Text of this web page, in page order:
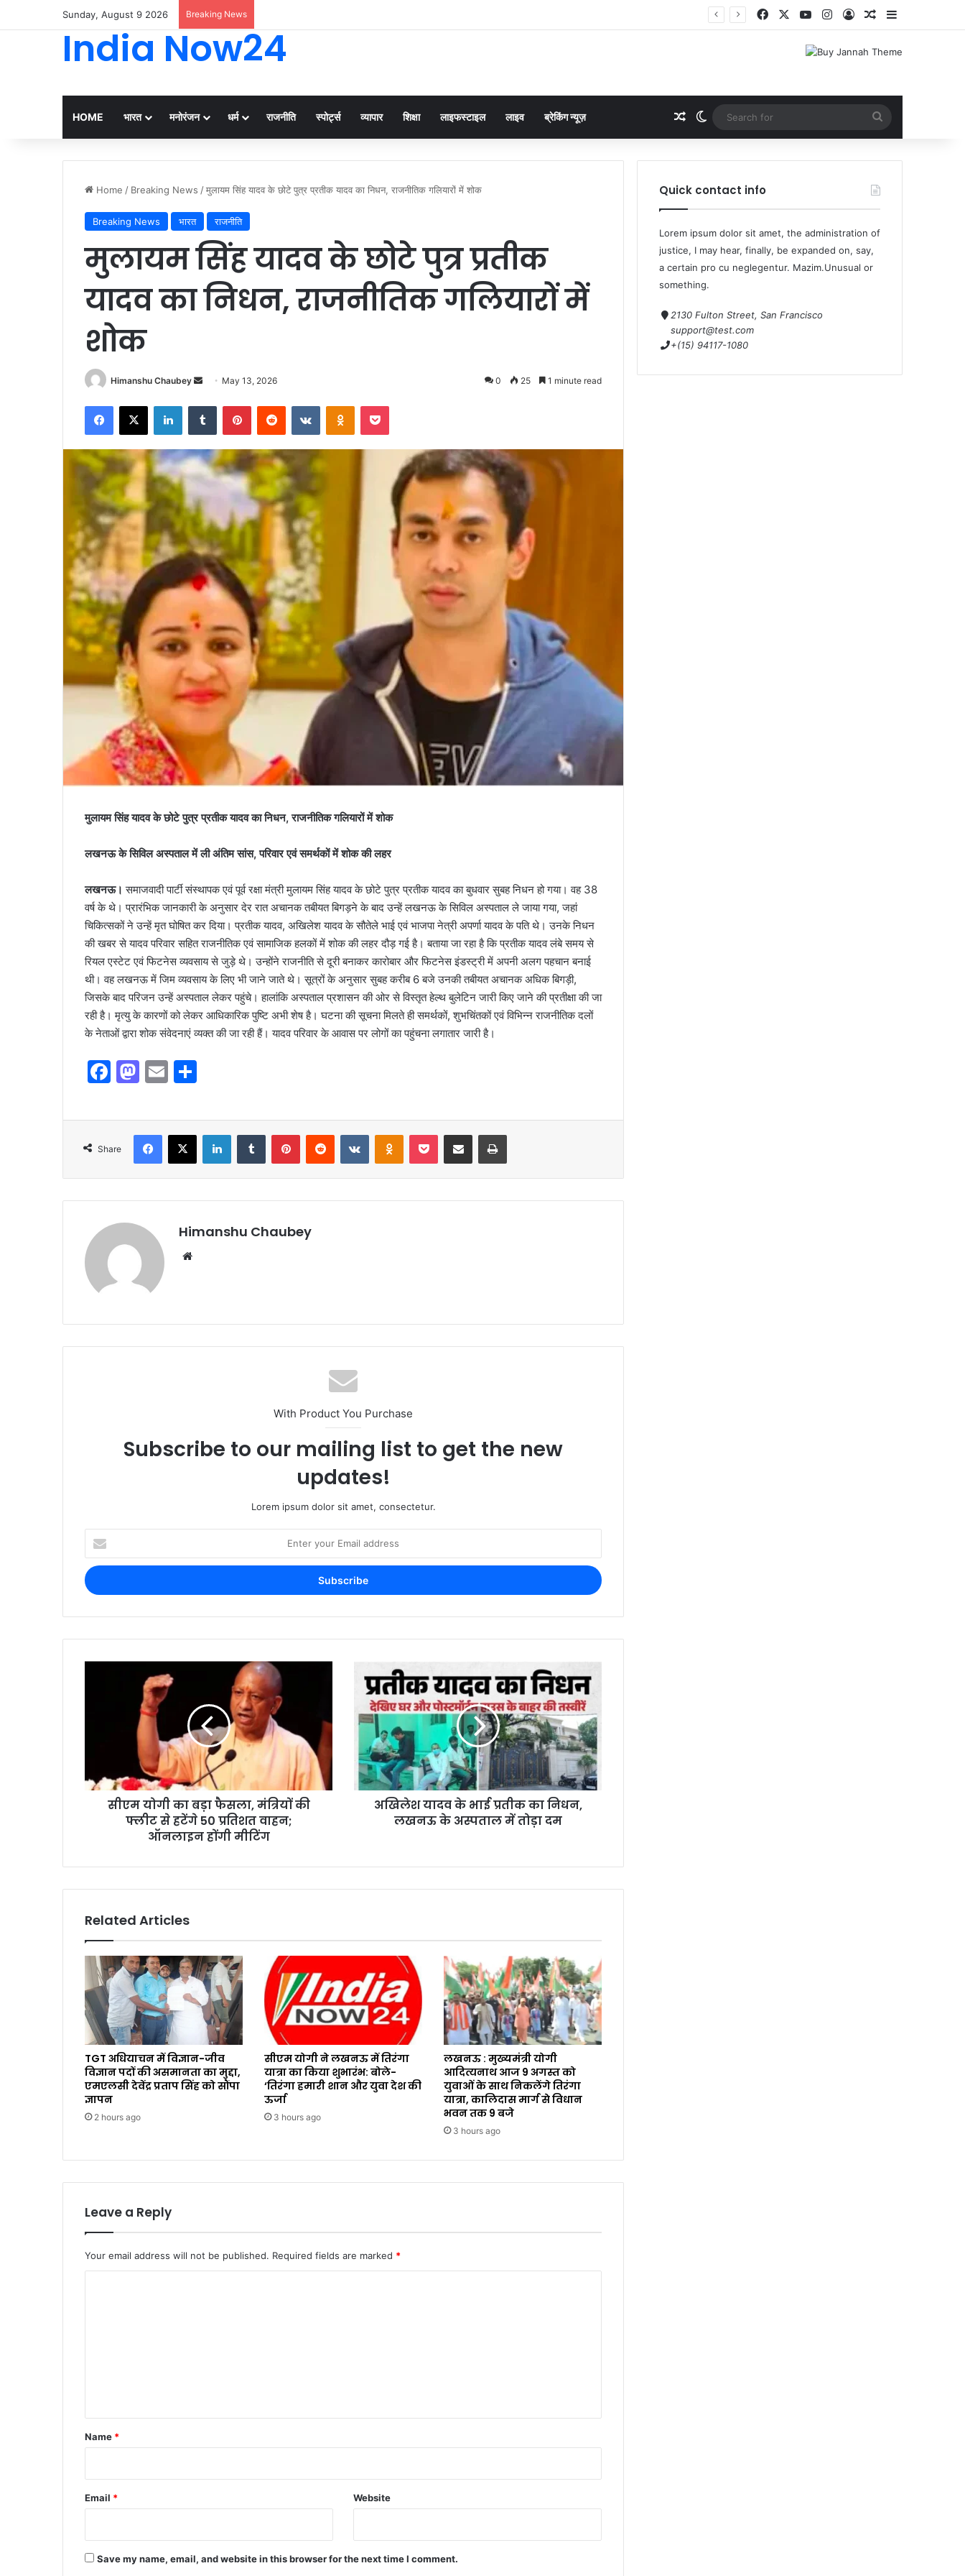
Sunday, August 9 2026 Breaking News
India Now24
HOME भारत मनोरंजन धर्म राजनीति स्पोर्ट्स व्यापार शिक्षा लाइफस्टाइल लाइव ब्रेकिंग न्यूज़
Home / Breaking News /मुलायम सिंह यादव के छोटे पुत्र प्रतीक यादव का निधन, राजनीतिक गलियारों में शोक
Breaking News भारत राजनीति
मुलायम सिंह यादव के छोटे पुत्र प्रतीक
यादव का निधन, राजनीतिक गलियारों में
शोक
Himanshu Chaubey May 13, 2026 0 25 1 minute read
मुलायम सिंह यादव के छोटे पुत्र प्रतीक यादव का निधन, राजनीतिक गलियारों में शोक
लखनऊ के सिविल अस्पताल में ली अंतिम सांस, परिवार एवं समर्थकों में शोक की लहर
लखनऊ। समाजवादी पार्टी संस्थापक एवं पूर्व रक्षा मंत्री मुलायम सिंह यादव के छोटे पुत्र प्रतीक यादव का बुधवार सुबह निधन हो गया। वह 38
वर्ष के थे। प्रारंभिक जानकारी के अनुसार देर रात अचानक तबीयत बिगड़ने के बाद उन्हें लखनऊ के सिविल अस्पताल ले जाया गया, जहां
चिकित्सकों ने उन्हें मृत घोषित कर दिया। प्रतीक यादव, अखिलेश यादव के सौतेले भाई एवं भाजपा नेत्री अपर्णा यादव के पति थे। उनके निधन
की खबर से यादव परिवार सहित राजनीतिक एवं सामाजिक हलकों में शोक की लहर दौड़ गई है। बताया जा रहा है कि प्रतीक यादव लंबे समय से
रियल एस्टेट एवं फिटनेस व्यवसाय से जुड़े थे। उन्होंने राजनीति से दूरी बनाकर कारोबार और फिटनेस इंडस्ट्री में अपनी अलग पहचान बनाई
थी। वह लखनऊ में जिम व्यवसाय के लिए भी जाने जाते थे। सूत्रों के अनुसार सुबह करीब 6 बजे उनकी तबीयत अचानक अधिक बिगड़ी,
जिसके बाद परिजन उन्हें अस्पताल लेकर पहुंचे। हालांकि अस्पताल प्रशासन की ओर से विस्तृत हेल्थ बुलेटिन जारी किए जाने की प्रतीक्षा की जा
रही है। मृत्यु के कारणों को लेकर आधिकारिक पुष्टि अभी शेष है। घटना की सूचना मिलते ही समर्थकों, शुभचिंतकों एवं विभिन्न राजनीतिक दलों
के नेताओं द्वारा शोक संवेदनाएं व्यक्त की जा रही हैं। यादव परिवार के आवास पर लोगों का पहुंचना लगातार जारी है।
F
c
e
o
o
k
M
st
o
d
o
n
E
ai
l
ar
e
Share
Himanshu Chaubey
With Product You Purchase
Subscribe to our mailing list to get the new
updates!
Lorem ipsum dolor sit amet, consectetur.
सीएम योगी का बड़ा फैसला, मंत्रियों की
फ्लीट से हटेंगे 50 प्रतिशत वाहन;
ऑनलाइन होंगी मीटिंग
अखिलेश यादव के भाई प्रतीक का निधन,
लखनऊ के अस्पताल में तोड़ा दम
Related Articles
TGT अधियाचन में विज्ञान-जीव
विज्ञान पदों की असमानता का मुद्दा,
एमएलसी देवेंद्र प्रताप सिंह को सौंपा
ज्ञापन
2 hours ago
सीएम योगी ने लखनऊ में तिरंगा
यात्रा का किया शुभारंभ: बोले-
‘तिरंगा हमारी शान और युवा देश की
ऊर्जा
3 hours ago
लखनऊ : मुख्यमंत्री योगी
आदित्यनाथ आज 9 अगस्त को
युवाओं के साथ निकलेंगे तिरंगा
यात्रा, कालिदास मार्ग से विधान
भवन तक 9 बजे
3 hours ago
Leave a Reply
Your email address will not be published. Required fields are marked *
*
Name *
Email * Website
Save my name, email, and website in this browser for the next time I comment.
Quick contact info
Lorem ipsum dolor sit amet, the administration of
justice, I may hear, finally, be expanded on, say,
a certain pro cu neglegentur. Mazim.Unusual or
something.
2130 Fulton Street, San Francisco
support@test.com
+(15) 94117-1080